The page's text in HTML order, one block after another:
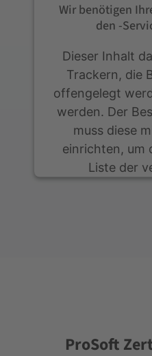
Wir benötigen
den -
Dieser Inhalt
Trackern, die
offengelegt
werden. Der
muss diese
einrichten, um
Liste der
ProSoft